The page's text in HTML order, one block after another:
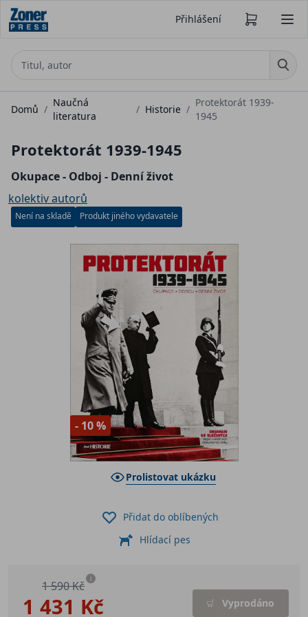
Přihlášení
Domů /
Naučná
literatura
/ Historie /
Protektorát 1939-
1945
Protektorát 1939-1945
Okupace - Odboj - Denní život
kolektiv autorů
Není na skladě Produkt jiného vydavatele
- 10 %
Prolistovat ukázku
1 431 Kč
1 590 Kč i
Vyprodáno
Přidat do oblíbených
Hlídací pes